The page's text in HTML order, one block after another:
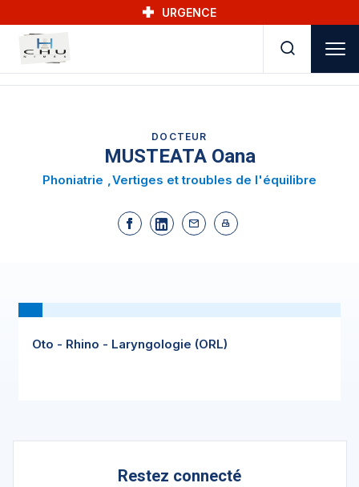
URGENCE
DOCTEUR
MUSTEATA Oana
Phoniatrie Vertiges et troubles de l'équilibre
Oto - Rhino - Laryngologie (ORL)
Restez connecté